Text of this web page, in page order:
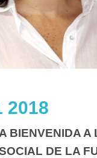
2018
BIENVENIDA A
DE LA